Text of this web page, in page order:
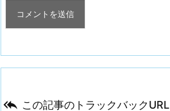
 この記事のトラックバックURL